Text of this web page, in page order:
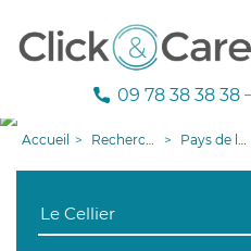
09 78 38 38 38
Accueil Recherche aide à domicile Pays de la Loire